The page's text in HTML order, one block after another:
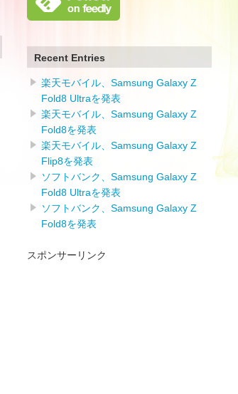
Recent Entries
楽天モバイル、Samsung Galaxy Z
Fold8 Ultraを発表
楽天モバイル、Samsung Galaxy Z
Fold8を発表
楽天モバイル、Samsung Galaxy Z
Flip8を発表
ソフトバンク、Samsung Galaxy Z
Fold8 Ultraを発表
ソフトバンク、Samsung Galaxy Z
Fold8を発表
スポンサーリンク